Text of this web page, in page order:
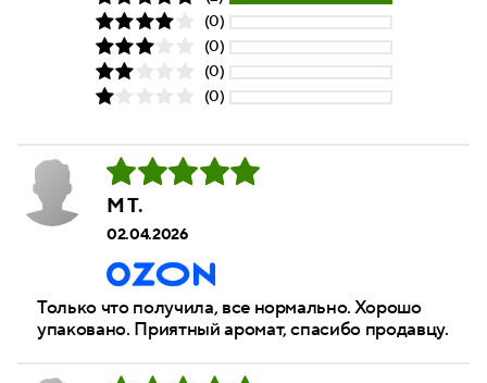
(0)
(0)
(0)
(0)
М Т.
02.04.2026
Только что получила, все нормально. Хорошо
упаковано. Приятный аромат, спасибо продавцу.